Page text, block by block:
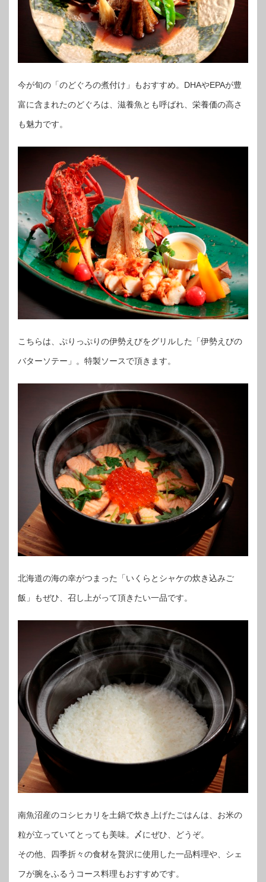
今が旬の「のどぐろの煮付け」もおすすめ。DHAやEPAが豊
富に含まれたのどぐろは、滋養魚とも呼ばれ、栄養価の高さ
も魅力です。
こちらは、ぷりっぷりの伊勢えびをグリルした「伊勢えびの
バターソテー」。特製ソースで頂きます。
北海道の海の幸がつまった「いくらとシャケの炊き込みご
飯」もぜひ、召し上がって頂きたい一品です。
南魚沼産のコシヒカリを土鍋で炊き上げたごはんは、お米の
粒が立っていてとっても美味。〆にぜひ、どうぞ。
その他、四季折々の食材を贅沢に使用した一品料理や、シェ
フが腕をふるうコース料理もおすすめです。